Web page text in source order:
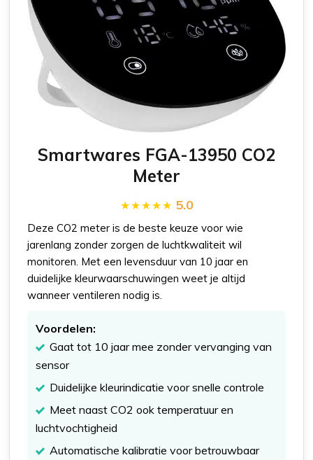
Smartwares FGA-13950 CO2
Meter
5.0
Deze CO2 meter is de beste keuze voor wie
jarenlang zonder zorgen de luchtkwaliteit wil
monitoren. Met een levensduur van 10 jaar en
duidelijke kleurwaarschuwingen weet je altijd
wanneer ventileren nodig is.
Voordelen:
Gaat tot 10 jaar mee zonder vervanging van
sensor
Duidelijke kleurindicatie voor snelle controle
Meet naast CO2 ook temperatuur en
luchtvochtigheid
Automatische kalibratie voor betrouwbaar